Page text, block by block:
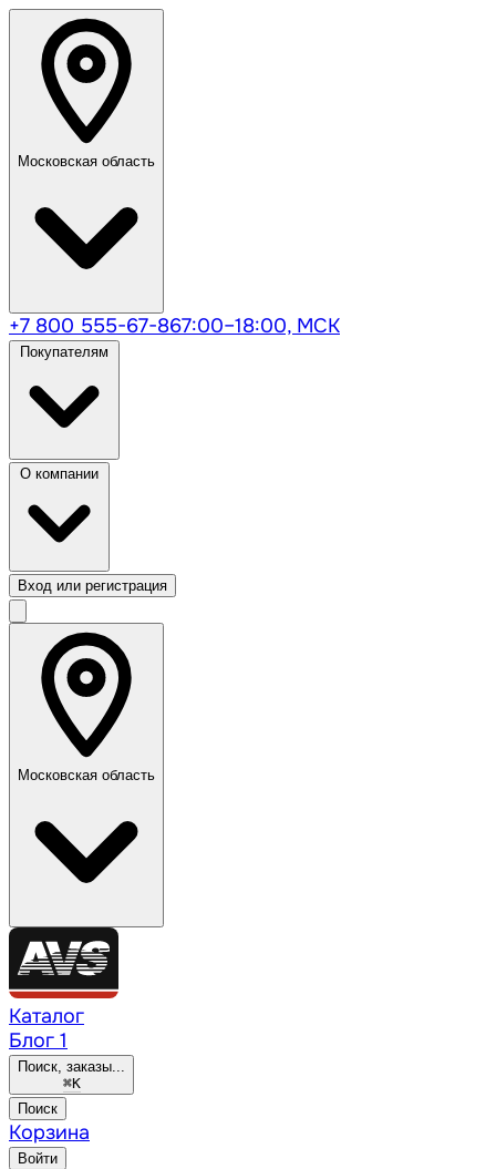
Московская область
+7 800 555-67-867:00–18:00, МСК
Вход или регистрация
Московская область
Каталог
Блог 1
Поиск, заказы...
⌘K
Поиск
Корзина
Войти